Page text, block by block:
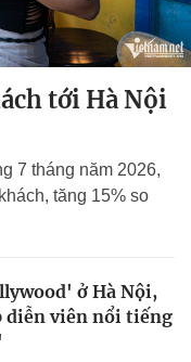
tới Hà Nội
7 tháng năm 2026,
tăng 15% so
ở Hà Nội,
diễn viên nổi tiếng